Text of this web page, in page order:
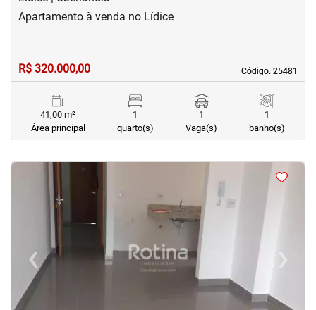
Código. 25481
Código. 25481
Apartamento à venda no Lídice
R$ 320.000,00
41,00 m²
Área principal
1
quarto(s)
1
Vaga(s)
1
banho(s)
‹
Previous ›Next